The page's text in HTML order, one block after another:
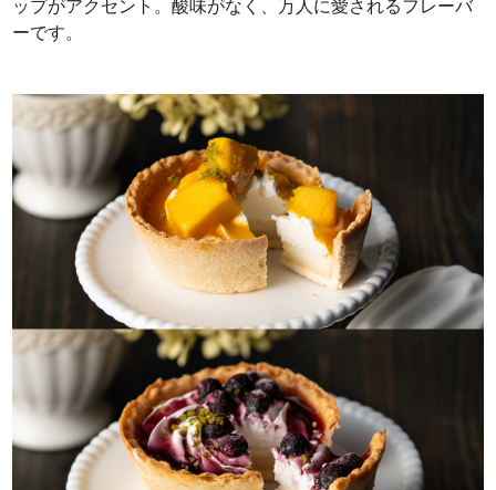
ップがアクセント。酸味がなく、万人に愛されるフレーバ
ーです。